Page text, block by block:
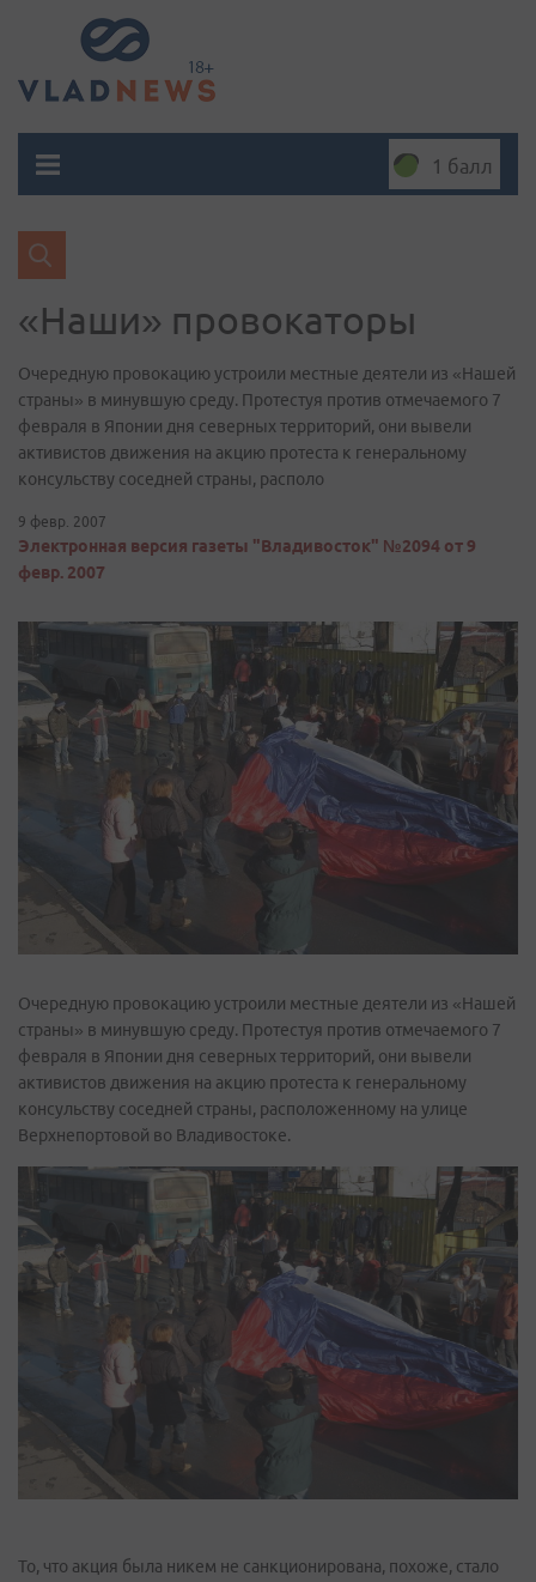
1 балл
«Наши» провокаторы
Очередную провокацию устроили местные деятели из «Нашей
страны» в минувшую среду. Протестуя против отмечаемого 7
февраля в Японии дня северных территорий, они вывели
активистов движения на акцию протеста к генеральному
консульству соседней страны, располо
9 февр. 2007
Электронная версия газеты "Владивосток" №2094 от 9
февр. 2007
Очередную провокацию устроили местные деятели из «Нашей
страны» в минувшую среду. Протестуя против отмечаемого 7
февраля в Японии дня северных территорий, они вывели
активистов движения на акцию протеста к генеральному
консульству соседней страны, расположенному на улице
Верхнепортовой во Владивостоке.
То, что акция была никем не санкционирована, похоже, стало